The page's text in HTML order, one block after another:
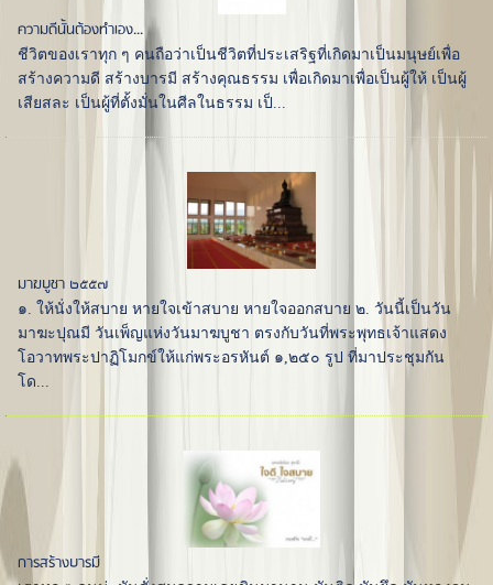
ความดีนั้นต้องทำเอง...
ชีวิตของเราทุก ๆ คนถือว่าเป็นชีวิตที่ประเสริฐที่เกิดมาเป็นมนุษย์เพื่อ
สร้างความดี สร้างบารมี สร้างคุณธรรม เพื่อเกิดมาเพื่อเป็นผู้ให้ เป็นผู้
เสียสละ เป็นผู้ที่ตั้งมั่นในศีลในธรรม เป็...
มาฆบูชา ๒๕๕๗
๑. ให้นั่งให้สบาย หายใจเข้าสบาย หายใจออกสบาย ๒. วันนี้เป็นวัน
มาฆะปุณมี วันเพ็ญแห่งวันมาฆบูชา ตรงกับวันที่พระพุทธเจ้าแสดง
โอวาทพระปาฏิโมกข์ให้แก่พระอรหันต์ ๑,๒๕๐ รูป ที่มาประชุมกัน
โด...
การสร้างบารมี